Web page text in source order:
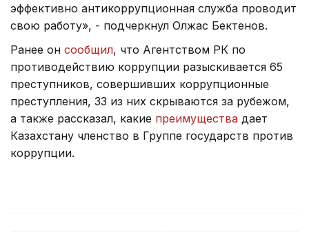
эффективно антикоррупционная служба проводит
свою работу», - подчеркнул Олжас Бектенов.
Ранее он сообщил, что Агентством РК по
противодействию коррупции разыскивается 65
преступников, совершивших коррупционные
преступления, 33 из них скрываются за рубежом,
а также рассказал, какие преимущества дает
Казахстану членство в Группе государств против
коррупции.